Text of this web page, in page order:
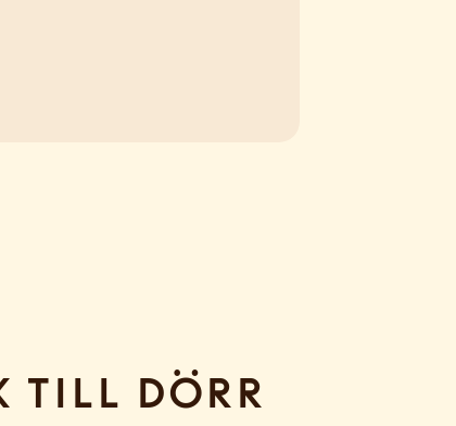
till dörr